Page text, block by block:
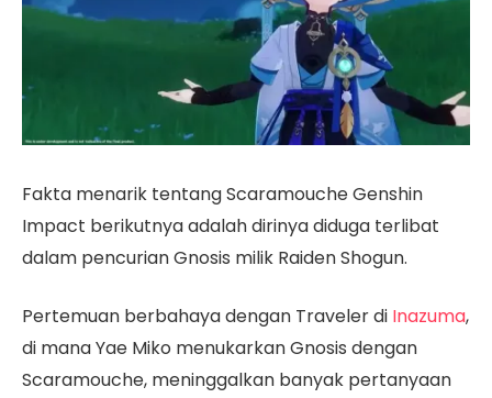
Fakta menarik tentang Scaramouche Genshin
Impact berikutnya adalah dirinya diduga terlibat
dalam pencurian Gnosis milik Raiden Shogun.
Pertemuan berbahaya dengan Traveler di Inazuma,
di mana Yae Miko menukarkan Gnosis dengan
Scaramouche, meninggalkan banyak pertanyaan